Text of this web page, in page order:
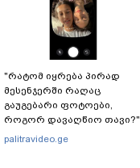
"რატომ იყრება პირად
მესენჯერში რაღაც
გაუგებარი ფოტოები,
როგორ დავაღწიო თავი?"
- შესაძლებელია თუ არა ამ
palitravideo.ge